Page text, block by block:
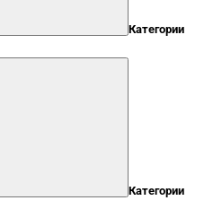
Категории
Категории